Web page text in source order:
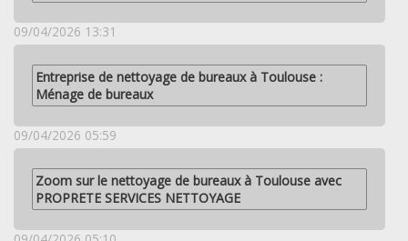
09/04/2026 13:31
Entreprise de nettoyage de bureaux à Toulouse :
Ménage de bureaux
09/04/2026 05:59
Zoom sur le nettoyage de bureaux à Toulouse avec
PROPRETE SERVICES NETTOYAGE